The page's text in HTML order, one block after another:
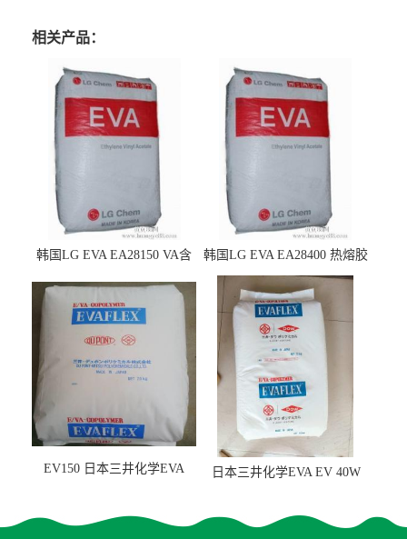
相关产品：
韩国LG EVA EA28150 VA含
韩国LG EVA EA28400 热熔胶
级 VA含量28 熔指400
EV150 日本三井化学EVA
日本三井化学EVA EV 40W